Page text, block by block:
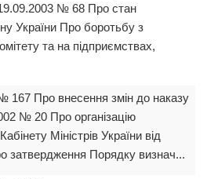
19.09.2003 № 68 Про стан
України Про боротьбу з
та на підприємствах,
167 Про внесення змін до наказу
№ 20 Про організацію
Міністрів України від
затвердження Порядку визнач...